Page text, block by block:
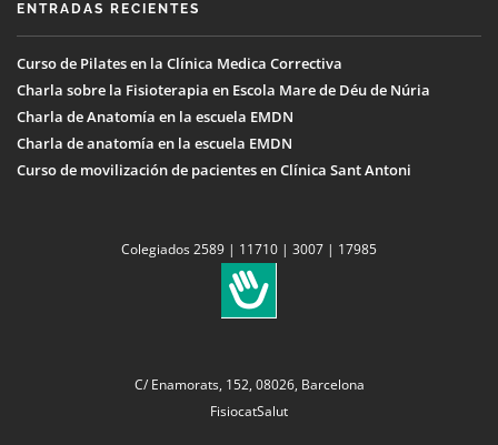
ENTRADAS RECIENTES
Curso de Pilates en la Clínica Medica Correctiva
Charla sobre la Fisioterapia en Escola Mare de Déu de Núria
Charla de Anatomía en la escuela EMDN
Charla de anatomía en la escuela EMDN
Curso de movilización de pacientes en Clínica Sant Antoni
Colegiados 2589 | 11710 | 3007 | 17985
C/ Enamorats, 152, 08026, Barcelona
FisiocatSalut